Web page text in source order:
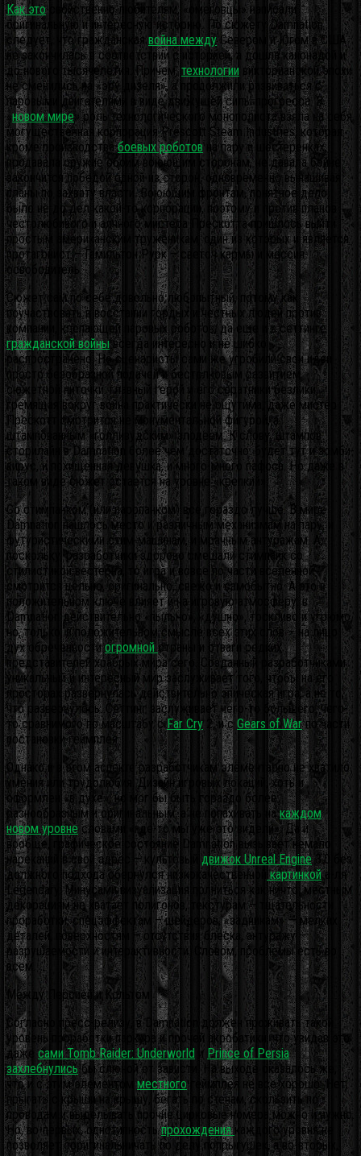
Как этосвойственно любителям, «омеговцы» написали
оригинальную и интересную историю. По сюжету Damnation
следует, что гражданская война междуСевером и Югом в США
не закончилась в соответствии с историей, а дошла канонадой и
до нового тысячелетия. Причем,технологии викторианской эпохи
не сменились на «эру дизеля», а продолжили развиваться с
паровыми двигателями в виде движущей силы прогресса. В
« новом мире » роль технологического монополиста взяла на себя
могущественная корпорация Prescott Steam Industries, которая
кроме производствабоевых роботовна пару и шестеренках,
продавала оружие обоим воюющим сторонам, не давала бойне
закончится победой одной из сторон, одновременно вынашивая
планы по захвату власти. Воюющим фронтам, понятное дело,
было не до дел какой-то корпорации, поэтому и против планов
честолюбивого и алчного мистера Прескотта пришлось выйти
простым американским труженикам, один из которых и является
протагонист – Гамильтон Рурк – светоч кармы и мессия-
освободитель.
Сюжет сам по себе довольно любопытный, потому как
поучаствовать в восстании гордых и честных людей против
компании, клепающей паровых роботов, да еще и в сеттинге
гражданской войнывсегда интересно и не шибко
распространено. Но сценаристы сами же угробили свои идеи
просто безобразной подачей и бестолковым развитием
сюжетной ниточки: главный герой и его соратники безлики,
гремящая вокруг война практически не ощутима, даже мистер
Прескотт смотрится не монументальной фигурой, а
штампованным «голливудским» злодеем. К слову, штампов
сторилайн в Damnation более чем достаточно: будет тут и зомби-
вирус, и похищенная девушка, и много-много пафоса. Но даже в
таком виде сюжет остается на уровне «крепкий».
Со стимпанком (или паропанком) все гораздо лучше. В мире
Damnation нашлось место и различным механизмам на пару, и
футуристическими стим-машинам, и мрачным антуражам. А,
поскольку, разработчики здорово смешали стимпанк со
стилистикой вестерна, то игра и вовсе по части вселенной
смотрится цельно, оригинально, свежо и самобытно. А это в
положительном ключе влияет и на игровую атмосферу: в
Damnation действительно «пыльно», «душно», тоскливо и угрюмо,
но, только, в положительном смысле всех этих слов – на лицо
дух обреченностиогромной страны и отваги редких
представителей храбрых мира сего. Созданный разработчиками
уникальный и интересный мир заслуживает того, чтобы на его
просторах развернулась действительно эпическая игра, а не то,
что развернулось. Сеттинг заслуживает чего-то большего, чего-
то сравнимого по масштабу сFar Cry 2, и с Gears of Warпо части
постановки геймплея.
Однако и в этом аспекте разработчикам элементарно не хватило
умения или трудолюбия. Дизайн игровых локаций, хоть и
оформлен «в духе», но мог бы быть гораздо более
разнообразным и оригинальным, а не попахивать накаждом
новом уровне словами «где-то мы уже это видели». Да и
вообще, графическое состояние Damnation вызывает немало
нареканий в свой адрес – культовыйдвижок Unreal Engine 3.0 без
должного подхода обернулся низкокачественной
картинкойа-ля
Legendary. Минусами визуализация полниться как ничто: местным
декорациям не хватает полигонов, текстурам – тщательности
проработки, спецэффектам – шейдеров, «задникам» — мелких
деталей, поверхностям – отсутствия блеска, антуражу –
разрушаемости и интерактивности. Словом, проблемы есть во
всем.
Между Персией и Кольтом
Согласно пресс-релизу, в Damnation должен проживать такой
уровень проработки паркура и прочей акробатики, что увидав это
даже сами Tomb Raider: Underworld и Prince of Persia
захлебнулись бы слюной от зависти. На выходе оказалось же,
что и с этим элементом местногогеймплея не все хорошо. Нет,
прыгать с крыши на крышу, бегать по стенам, скользить по
проводам и выделывать прочие цирковые номера можно и нужно.
Но, во-первых, однотипностьпрохождениякаждого уровня не
позволяет соригинальничать по делу попрыгушек, а во-вторых,